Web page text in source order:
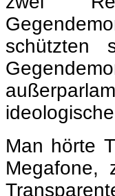
Man hörte
Megafone,
Bild: Kölner